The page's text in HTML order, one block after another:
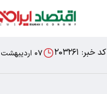
کد خبر: ۲۰۳۲۶۱ ۰۷ اردیبهشت ۱۴۰۵ ۱۰:۲۹